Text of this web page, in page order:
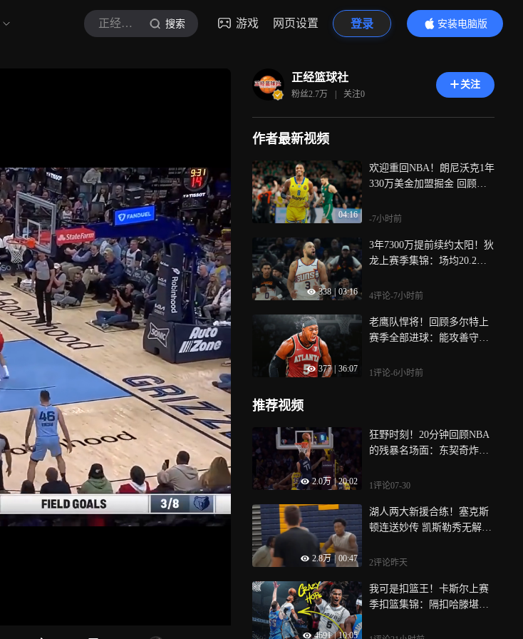
正经篮球社 搜索 游戏 网页设置 登录
安装电脑版
内容更精彩
正经篮球社
粉丝2.7万 | 关注0
关注
作者最新视频
04:16
欢迎重回NBA！朗尼沃克1年
330万美金加盟掘金 回顾其
-7小时前
338 03:16
3年7300万提前续约太阳！狄
龙上赛季集锦：场均20.2分
4评论-7小时前
377 36:07
老鹰队悍将！回顾多尔特上
赛季全部进球：能攻善守绝
1评论-6小时前
推荐视频
2.0万 | 20:02
狂野时刻！20分钟回顾NBA
的残暴名场面：东契奇炸裂
1评论07-30
2.8万 00:47
湖人两大新援合练！塞克斯
顿连送妙传 凯斯勒秀无解单
2评论昨天
4691 | 10:05
我可是扣篮王！卡斯尔上赛
季扣篮集锦：隔扣哈滕堪称